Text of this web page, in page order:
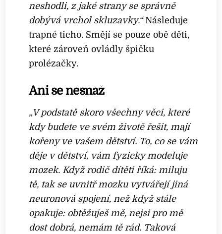
neshodli, z jaké strany se správně
dobývá vrchol skluzavky.“Následuje
trapné ticho. Smějí se pouze obě děti,
které zároveň ovládly špičku
prolézačky.
Ani se nesnaž
„V podstatě skoro všechny věci, které
kdy budete ve svém životě řešit, mají
kořeny ve vašem dětství. To, co se vám
děje v dětství, vám fyzicky modeluje
mozek. Když rodič dítěti říká: miluju
tě, tak se uvnitř mozku vytvářejí jiná
neuronová spojení, než když stále
opakuje: obtěžuješ mě, nejsi pro mě
dost dobrá, nemám tě rád. Taková